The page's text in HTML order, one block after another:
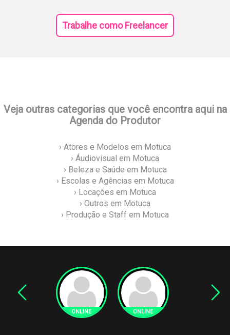
Trabalhe como Freelancer
Veja outras categorias que você encontra aqui na
Agenda do Produtor
› Atores e Modelos em Motuca
› Áudiovisual em Motuca
› Beleza e Saúde em Motuca
› Escolas e Agências em Motuca
› Locações em Motuca
› Outros em Motuca
› Produção e Staff em Motuca